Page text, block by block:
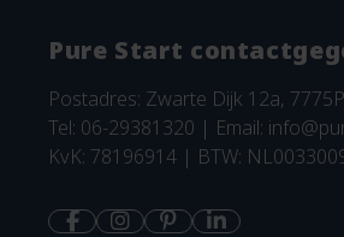
Pure Start
Postadres: Zwarte Dijk 12a,
Tel: 06-29381320 | Email:
KvK: 78196914 | BTW: